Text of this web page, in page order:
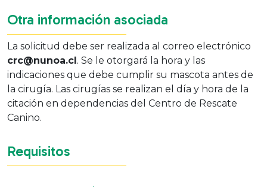
Otra información asociada
La solicitud debe ser realizada al correo electrónico
crc@nunoa.cl. Se le otorgará la hora y las
indicaciones que debe cumplir su mascota antes de
la cirugía. Las cirugías se realizan el día y hora de la
citación en dependencias del Centro de Rescate
Canino.
Requisitos